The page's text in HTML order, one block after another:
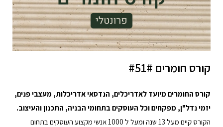
קורס חומרים #51#
קורס החומרים מיועד לאדריכלים, הנדסאי אדריכלות, מעצבי פנים,
יזמי נדל"ן, מפקחים וכל העוסקים בתחומי הבניה, התכנון והעיצוב.
הקורס קיים מעל 13 שנה ומעל ל 1000 אנשי מקצוע העוסקים בתחום